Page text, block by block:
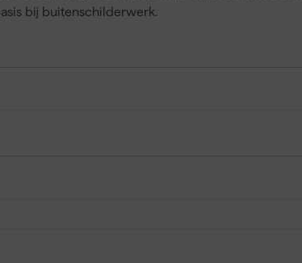
bij buitenschilderwerk.